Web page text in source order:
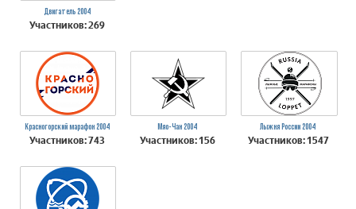
Двигатель 2004
Участников: 269
Красногорский марафон 2004
Участников: 743
Мяо-Чан 2004
Участников: 156
Лыжня России 2004
Участников: 1547